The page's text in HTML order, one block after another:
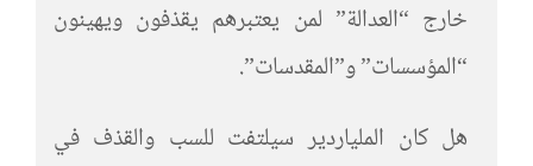
خارج “العدالة” لمن يعتبرهم يقذفون ويهينون
“المؤسسات” و”المقدسات”.
هل كان الملياردير سيلتفت للسب والقذف في